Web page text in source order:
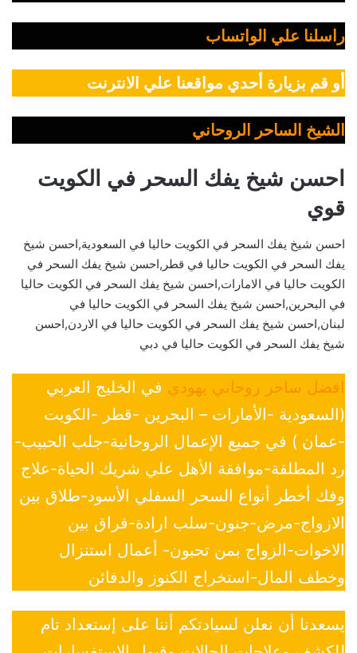
راسلنا علي الواتساب
أو قم بزيارة أحدي مواقعنا علي الانترنت
الشيخ الساحر الروحاني
احسن شيخ يفك السحر في الكويت
قوي
احسن شيخ يفك السحر في الكويت حاليا في السعودية,احسن شيخ
يفك السحر في الكويت حاليا في قطر,احسن شيخ يفك السحر في
الكويت حاليا في الامارات,احسن شيخ يفك السحر في الكويت حاليا
في البحرين,احسن شيخ يفك السحر في الكويت حاليا في
لبنان,احسن شيخ يفك السحر في الكويت حاليا في الاردن,احسن
شيخ يفك السحر في الكويت حاليا في دبي
افضل ساحر روحاني يهودي في الخليج العربي
(السعودية -الأمارات – البحرين -قطر -الكويت
-عمان ) في جميع الإعمال الروحانية-جلب الحبيب-
رد المطلقة-موافقة الأهل علي شريك الحياة-علاج
وفك أخطر أنواع السحر السفلي الأسود-طلاق بين
الازواج-مرض-جنون-سلب ارادة-فراق بين
الاخوات-الزواج بمن تحبون- أعمال استنزال
وخطف المال-استخراج الكنوز والدفائن
يسعدنا أن نعلن لسيادتكم أننا على إستعداد تام